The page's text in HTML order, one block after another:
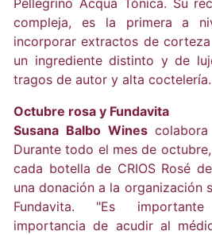
Pellegrino Acqua Tónica. Su
compleja, es la primera a
incorporar extractos de
un ingrediente distinto y de
tragos de autor y alta coctelería.
Octubre rosa y Fundavita
Susana Balbo Winescolabora
Durante todo el mes de
cada botella de CRIOS Rosé
una donación a la organización
Fundavita. "Es
importancia de acudir al